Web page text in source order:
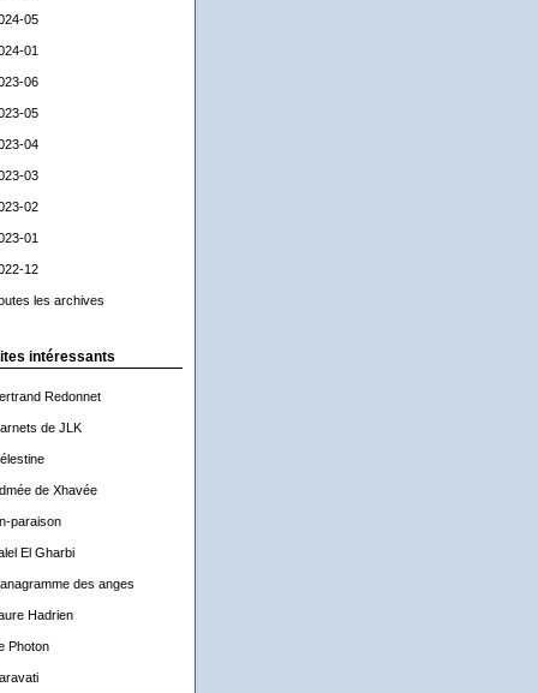
05
01
06
05
04
03
02
01
12
les archives
intéressants
Redonnet
de JLK
de Xhavée
paraison
El Gharbi
des anges
Hadrien
Photon